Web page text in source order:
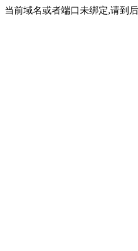
当前域名或者端口未绑定,请到